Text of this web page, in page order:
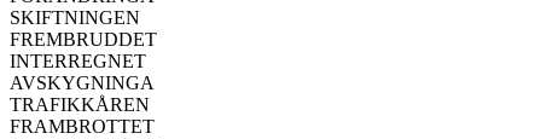
SKIFTNINGEN
FREMBRUDDET
INTERREGNET
AVSKYGNINGA
TRAFIKKÅREN
FRAMBROTTET